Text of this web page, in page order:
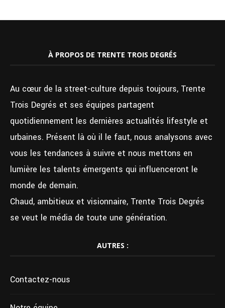
À PROPOS DE TRENTE TROIS DEGRÉS
Au cœur de la street-culture depuis toujours, Trente
Trois Degrés et ses équipes partagent
quotidiennement les dernières actualités lifestyle et
urbaines. Présent là où il le faut, nous analysons avec
vous les tendances à suivre et nous mettons en
lumière les talents émergents qui influenceront le
monde de demain.
Chaud, ambitieux et visionnaire, Trente Trois Degrés
se veut le média de toute une génération.
AUTRES :
Contactez-nous